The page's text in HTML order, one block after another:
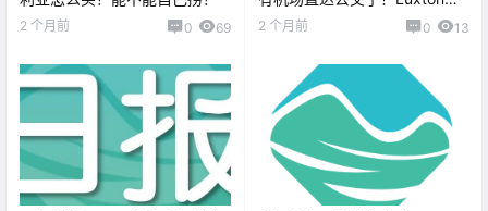
2 个月前 0 69
季游园会本周回归Langford！
2 个月前 0 13